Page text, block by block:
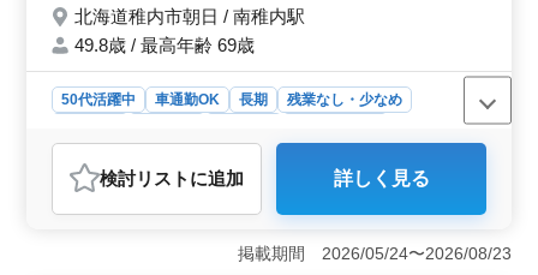
北海道稚内市朝日 / 南稚内駅
49.8歳 / 最高年齢 69歳
50代活躍中 車通勤OK 長期
残業なし・少なめ
おすすめポイント
＜魅力的なポイント＞ 年収300万〜400万円の契約社
員・派遣社員として、安定した収入を得ながら働けま
す。車通勤が可能で、無料の駐車場が完備されており、
通勤もストレスなく行えます。残業は少なめで、プライ
検討リスト に追加 詳しく見る
掲載期間 2026/05/24〜2026/08/23